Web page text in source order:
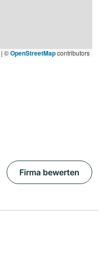
| ©OpenStreetMapcontributors
Firma bewerten